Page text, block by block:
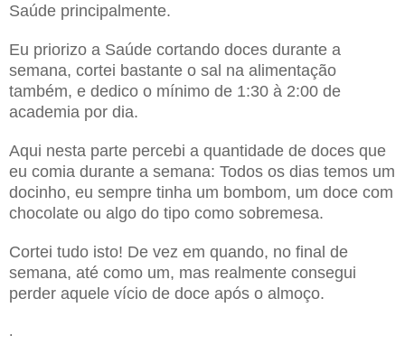
Saúde principalmente.
Eu priorizo a Saúde cortando doces durante a
semana, cortei bastante o sal na alimentação
também, e dedico o mínimo de 1:30 à 2:00 de
academia por dia.
Aqui nesta parte percebi a quantidade de doces que
eu comia durante a semana: Todos os dias temos um
docinho, eu sempre tinha um bombom, um doce com
chocolate ou algo do tipo como sobremesa.
Cortei tudo isto! De vez em quando, no final de
semana, até como um, mas realmente consegui
perder aquele vício de doce após o almoço.
.